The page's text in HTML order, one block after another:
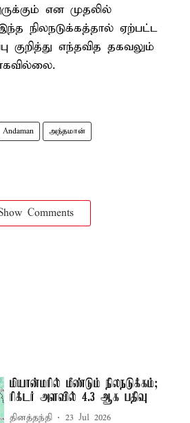
என முதலில்
நிலநடுக்கத்தால் ஏற்பட்ட
குறித்து எந்தவித தகவலும்
Andaman அந்தமான்
Comments
மியான்மரில் மீண்டும் நிலநடுக்கம்;
ரிக்டர் அளவில் 4.3 ஆக பதிவு
தினத்தந்தி 23 Jul 2026